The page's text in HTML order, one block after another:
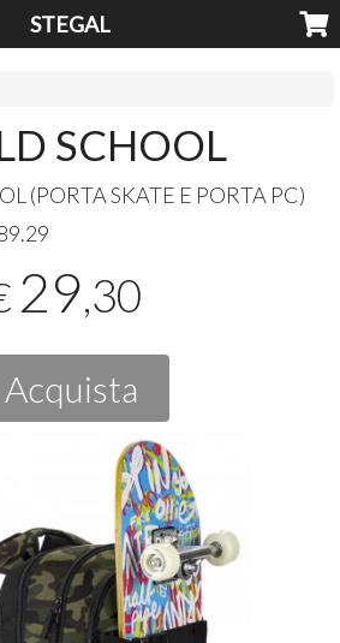
STEGAL
SCHOOL
(PORTA SKATE E PORTA PC)
29,30
Acquista